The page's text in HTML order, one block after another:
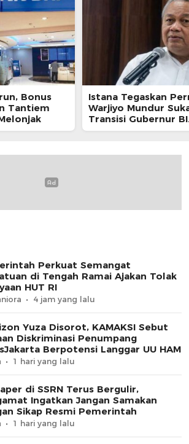
Bonus
Tantiem
Istana Tegaskan
Warjiyo Mundur
Transisi Gubernur BI
Berjalan Sesuai UU
Perkuat Semangat
di Tengah Ramai Ajakan Tolak
HUT RI
4 jam yang lalu
Yuza Disorot, KAMAKSI Sebut
Diskriminasi Penumpang
Berpotensi Langgar UU HAM
1 hari yang lalu
di SSRN Terus Bergulir,
Ingatkan Jangan Samakan
Sikap Resmi Pemerintah
1 hari yang lalu